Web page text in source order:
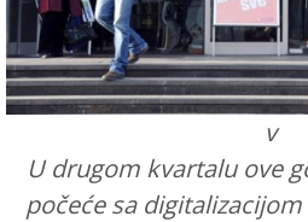
v
U drugom kvartalu ove
počeće sa